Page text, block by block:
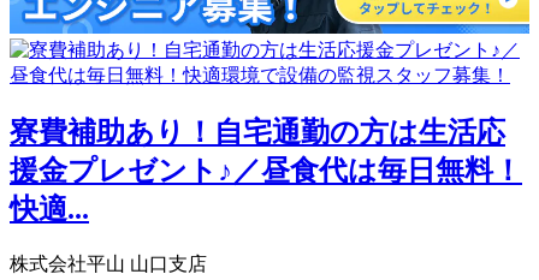
寮費補助あり！自宅通勤の方は生活応
援金プレゼント♪／昼食代は毎日無料！
快適...
株式会社平山 山口支店